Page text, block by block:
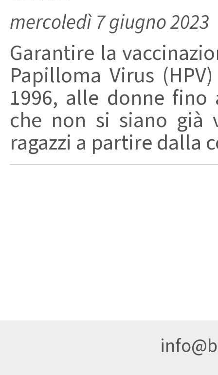
mercoledì 7 giugno 2023
Garantire la
Papilloma Virus
1996, alle donne
che non si siano già
ragazzi a partire dalla